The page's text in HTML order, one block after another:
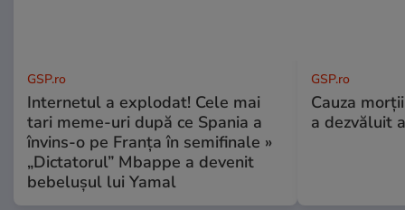
GSP.ro
Internetul a explodat! Cele mai
tari meme-uri după ce Spania a
învins-o pe Franța în semifinale »
„Dictatorul” Mbappe a devenit
bebelușul lui Yamal
GSP.ro
Cauza
a dezvăluit